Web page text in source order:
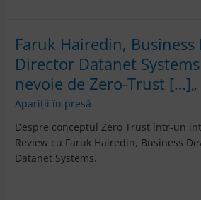
Faruk Hairedin,
Director Datanet Systems
nevoie de Zero-Trust […]„
Apariții în presă
Despre conceptul Zero Trust într-un
Review cu Faruk Hairedin, Business
Datanet Systems.